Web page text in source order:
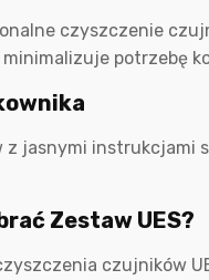
czyszczenie
potrzebę
z jasnymi
Zestaw UES?
czujników